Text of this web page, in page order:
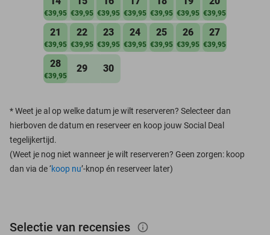
€39,95 €39,95 €39,95 €39,95 €39,95 €39,95 €39,95
21
€39,95
22
€39,95
23
€39,95
24
€39,95
25
€39,95
26
€39,95
27
€39,95
28
€39,95
29 30
*Weet je al op welke datum je wilt reserveren? Selecteer dan
hierboven de datum en reserveer en koop jouw Social Deal
tegelijkertijd.
(Weet je nog niet wanneer je wilt reserveren? Geen zorgen: koop
dan via de ‘koop nu’-knop én reserveer later)
Selectie van recensies info_outlined